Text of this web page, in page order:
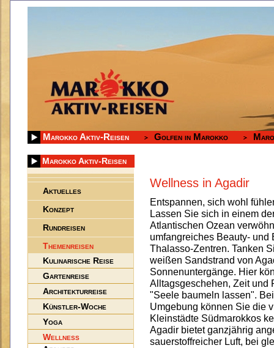
Marokko Aktiv-Reisen Golfen in Marokko
Wellness in Agadir
Entspannen, sich wohl
Lassen Sie sich in einem
Atlantischen Ozean
umfangreiches Beauty- und
Thalasso-Zentren. Tanken
weißen Sandstrand von
Sonnenuntergänge. Hier
Alltagsgeschehen, Zeit und
"Seele baumeln lassen".
Umgebung können Sie die
Kleinstädte Südmarokkos
Agadir bietet ganzjährig
sauerstoffreicher Luft, bei
Marokko Aktiv-Reisen
Aktuelles
Konzept
Rundreisen
Themenreisen
Kulinarische Reise
Gartenreise
Architekturreise
Künstler-Woche
Yoga
Wellness